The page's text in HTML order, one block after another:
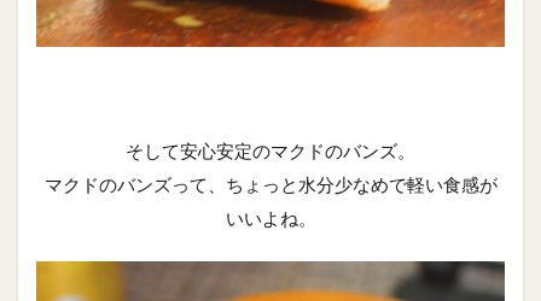
そして安心安定のマクドのバンズ。
マクドのバンズって、ちょっと水分少なめで軽い食感が
いいよね。